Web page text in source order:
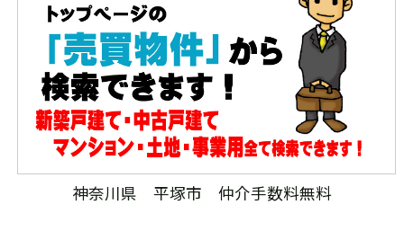
神奈川県 平塚市 仲介手数料無料